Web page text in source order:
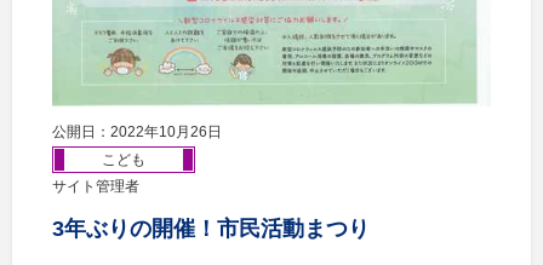
公開日：2022年10月26日
こども
サイト管理者
3年ぶりの開催！市民活動まつり